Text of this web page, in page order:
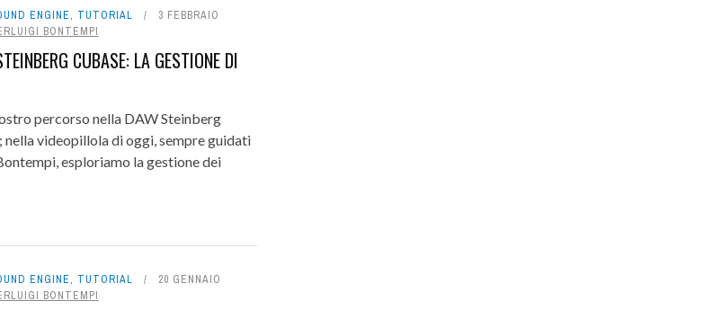
ENGINE, TUTORIAL
3 FEBBRAIO
BONTEMPI
CUBASE: LA GESTIONE DI
percorso nella DAW Steinberg
nella videopillola di oggi, sempre guidati
esploriamo la gestione dei
ENGINE, TUTORIAL
20 GENNAIO
BONTEMPI